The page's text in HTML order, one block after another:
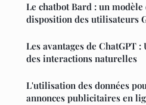
Le chatbot Bard : un modèle
disposition des utilisateurs
Les avantages de ChatGPT
des interactions naturelles
L'utilisation des données
annonces publicitaires en